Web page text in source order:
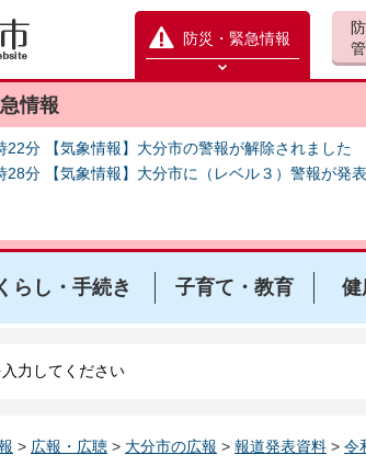
防災・緊急情報
防災緊急情報を開く
情報
22分 【気象情報】大分市の警報が解除されました
28分 【気象情報】大分市に（レベル３）警報が発
らし・手続き 子育て・教育 健
> 広報・広聴 > 大分市の広報 > 報道発表資料 > 令